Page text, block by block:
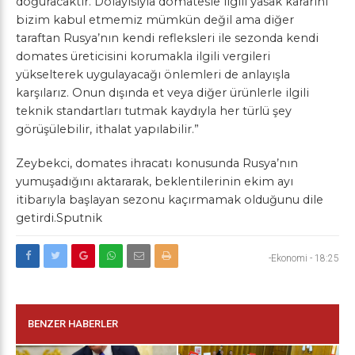
bizim kabul etmemiz mümkün değil ama diğer
taraftan Rusya’nın kendi refleksleri ile sezonda kendi
domates üreticisini korumakla ilgili vergileri
yükselterek uygulayacağı önlemleri de anlayışla
karşılarız. Onun dışında et veya diğer ürünlerle ilgili
teknik standartları tutmak kaydıyla her türlü şey
görüşülebilir, ithalat yapılabilir.”
Zeybekci, domates ihracatı konusunda Rusya’nın
yumuşadığını aktararak, beklentilerinin ekim ayı
itibarıyla başlayan sezonu kaçırmamak olduğunu dile
getirdi.Sputnik
-Ekonomi - 18:25
BENZER HABERLER